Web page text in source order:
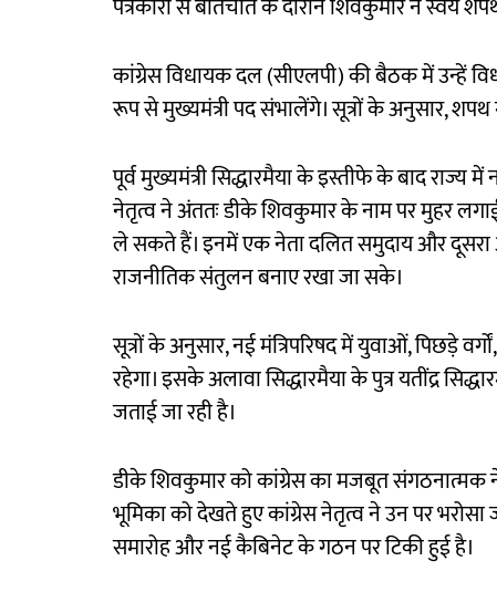
पत्रकारों से बातचीत के दौरान शिवकुमार ने स्वयं
कांग्रेस विधायक दल (सीएलपी) की बैठक में उन्हें
रूप से मुख्यमंत्री पद संभालेंगे। सूत्रों के अनुसार, शपथ
पूर्व मुख्यमंत्री सिद्धारमैया के इस्तीफे के बाद राज्य
नेतृत्व ने अंततः डीके शिवकुमार के नाम पर मुहर
ले सकते हैं। इनमें एक नेता दलित समुदाय और
राजनीतिक संतुलन बनाए रखा जा सके।
सूत्रों के अनुसार, नई मंत्रिपरिषद में युवाओं, पिछड़े
रहेगा। इसके अलावा सिद्धारमैया के पुत्र यतींद्र
जताई जा रही है।
डीके शिवकुमार को कांग्रेस का मजबूत संगठनात्मक
भूमिका को देखते हुए कांग्रेस नेतृत्व ने उन पर
समारोह और नई कैबिनेट के गठन पर टिकी हुई है।